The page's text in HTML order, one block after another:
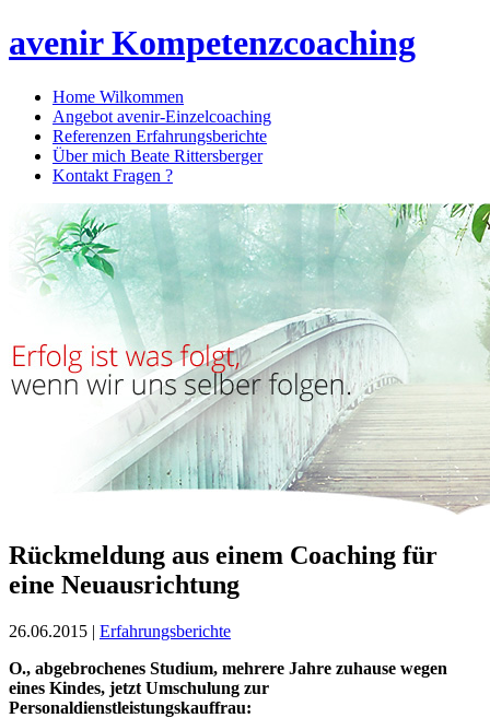
avenir Kompetenzcoaching
Home Wilkommen
Angebot avenir-Einzelcoaching
Referenzen Erfahrungsberichte
Über mich Beate Rittersberger
Kontakt Fragen ?
Rückmeldung aus einem Coaching für
eine Neuausrichtung
26.06.2015 | Erfahrungsberichte
O., abgebrochenes Studium, mehrere Jahre zuhause wegen
eines Kindes, jetzt Umschulung zur
Personaldienstleistungskauffrau: